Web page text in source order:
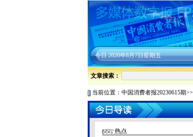
今日2026年8月7日星期五
文章搜索：
当前位置： 中国消费者报20230615期>>